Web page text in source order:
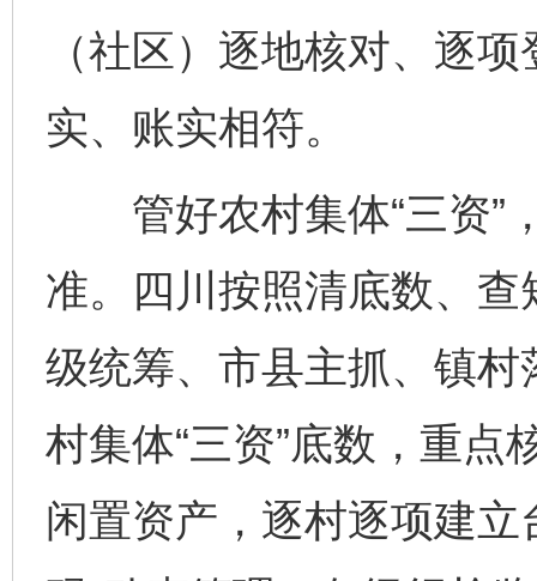
（社区）逐地核对、逐
实、账实相符。
管好农村集体“三资”
准。四川按照清底数、查
级统筹、市县主抓、镇村
村集体“三资”底数，重点
闲置资产，逐村逐项建